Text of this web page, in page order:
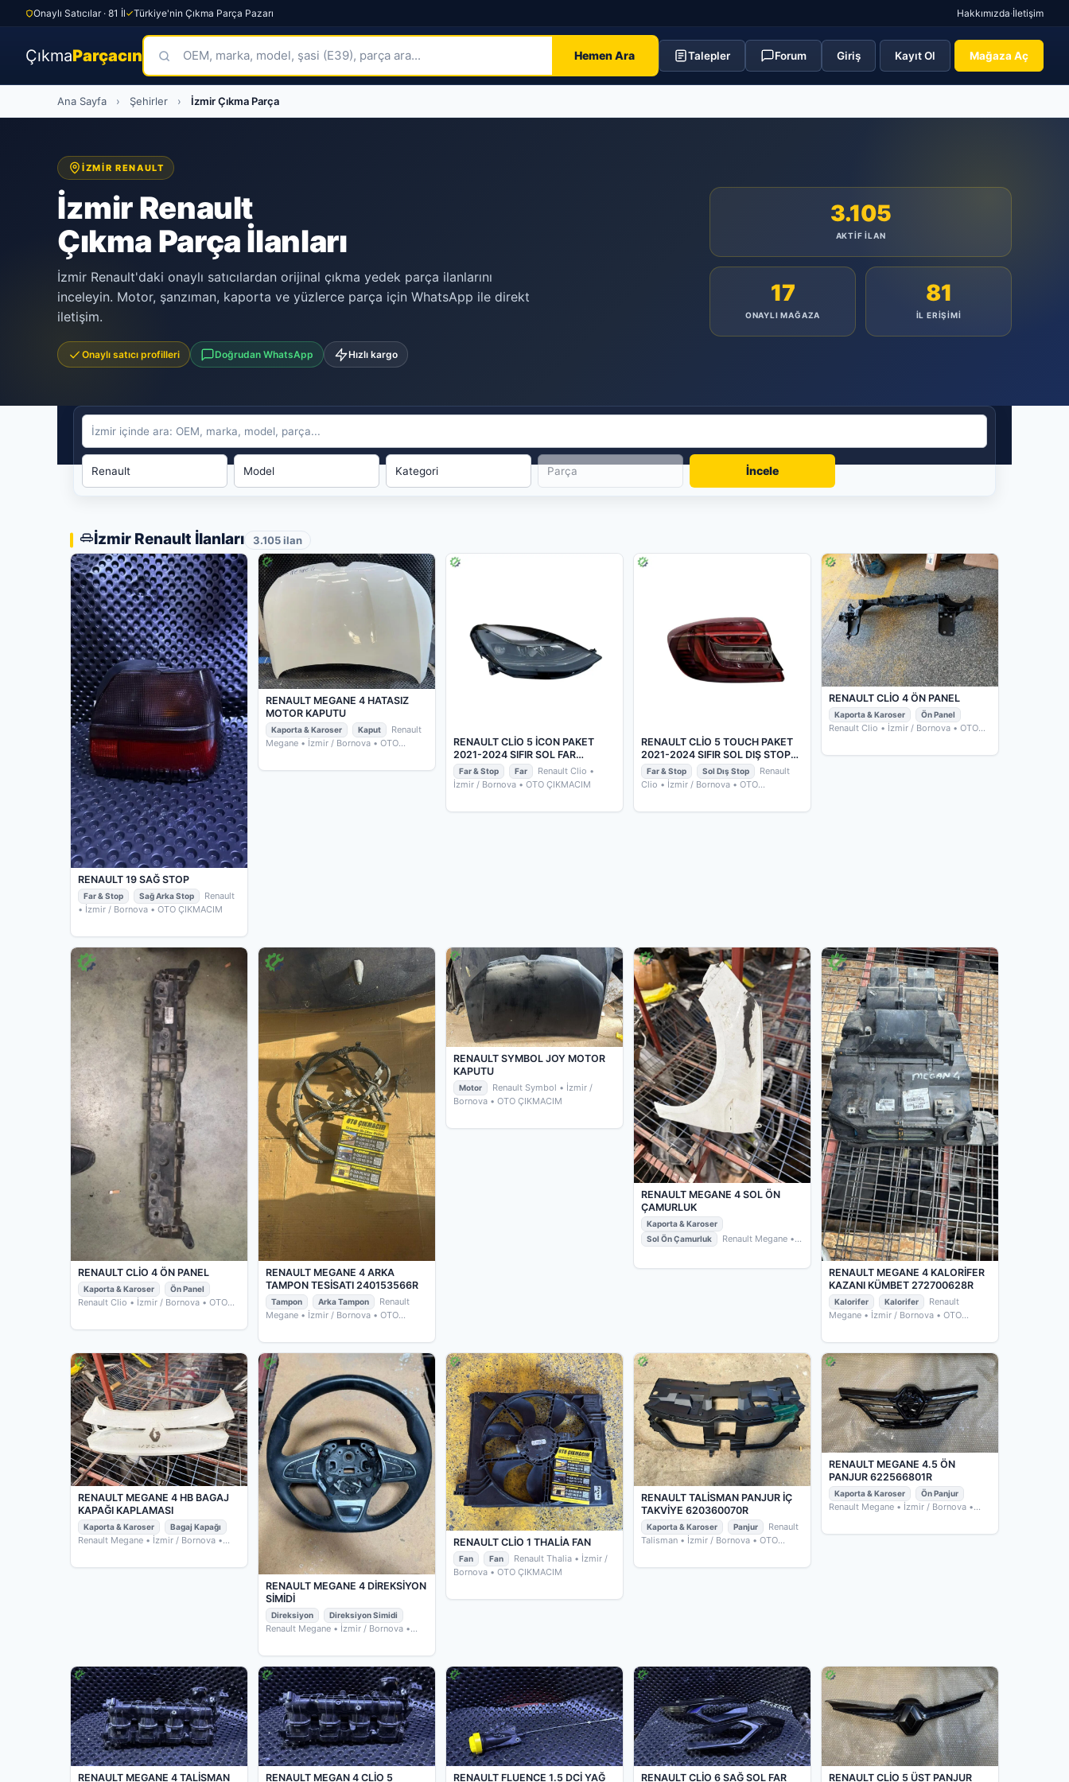
Onaylı Satıcılar · 81 İl Türkiye'nin Çıkma Parça Pazarı Hakkımızda·İletişim
ÇıkmaParçacın Hemen Ara Talepler Forum Giriş Kayıt Ol Mağaza Aç
to
Ana Sayfa › Şehirler › İzmir Çıkma Parça
İZMIR RENAULT
İzmir Renault
Çıkma Parça İlanları
İzmir Renault'daki onaylı satıcılardan orijinal çıkma yedek parça ilanlarını
inceleyin. Motor, şanzıman, kaporta ve yüzlerce parça için WhatsApp ile direkt
iletişim.
Onaylı satıcı profilleri Doğrudan WhatsApp Hızlı kargo
3.105
AKTIF İLAN
17
ONAYLI MAĞAZA
81
İL ERIŞIMI
İncele
İzmir Renault İlanları 3.105 ilan
RENAULT 19 SAĞ STOP
Far & Stop Sağ Arka Stop
Renault
• İzmir / Bornova • OTO ÇIKMACIM
RENAULT MEGANE 4 HATASIZ
MOTOR KAPUTU
Kaporta & Karoser Kaput
Renault
Megane • İzmir / Bornova • OTO
RENAULT CLİO 5 İCON PAKET
2021-2024 SIFIR SOL FAR
260606305R
Far & Stop Far Renault Clio •
İzmir / Bornova • OTO ÇIKMACIM
RENAULT CLİO 5 TOUCH PAKET
2021-2024 SIFIR SOL DIŞ STOP
265551550R
Far & Stop Sol Dış Stop
Renault
Clio • İzmir / Bornova • OTO
RENAULT CLİO 4 ÖN PANEL
Kaporta & Karoser Ön Panel
Renault Clio • İzmir / Bornova • OTO
RENAULT CLİO 4 ÖN PANEL
Kaporta & Karoser Ön Panel
Renault Clio • İzmir / Bornova • OTO
RENAULT MEGANE 4 ARKA
TAMPON TESİSATI 240153566R
Tampon Arka Tampon
Renault
Megane • İzmir / Bornova • OTO
RENAULT SYMBOL JOY MOTOR
KAPUTU
Motor Renault Symbol • İzmir /
Bornova • OTO ÇIKMACIM
RENAULT MEGANE 4 SOL ÖN
ÇAMURLUK
Kaporta & Karoser
Sol Ön Çamurluk
Renault Megane •
RENAULT MEGANE 4 KALORİFER
KAZANI KÜMBET 272700628R
Kalorifer Kalorifer
Renault
Megane • İzmir / Bornova • OTO
RENAULT MEGANE 4 HB BAGAJ
KAPAĞI KAPLAMASI
Kaporta & Karoser Bagaj Kapağı
Renault Megane • İzmir / Bornova •
RENAULT MEGANE 4 DİREKSİYON
SİMİDİ
Direksiyon Direksiyon Simidi
Renault Megane • İzmir / Bornova •
RENAULT CLİO 1 THALİA FAN
Fan Fan Renault Thalia • İzmir /
Bornova • OTO ÇIKMACIM
RENAULT TALİSMAN PANJUR İÇ
TAKVİYE 620360070R
Kaporta & Karoser Panjur
Renault
Talisman • İzmir / Bornova • OTO
RENAULT MEGANE 4.5 ÖN
PANJUR 622566801R
Kaporta & Karoser Ön Panjur
Renault Megane • İzmir / Bornova •
RENAULT MEGANE 4 TALİSMAN
RENAULT MEGAN 4 CLİO 5
RENAULT FLUENCE 1.5 DCİ YAĞ
RENAULT CLİO 6 SAĞ SOL FAR
RENAULT CLİO 5 ÜST PANJUR